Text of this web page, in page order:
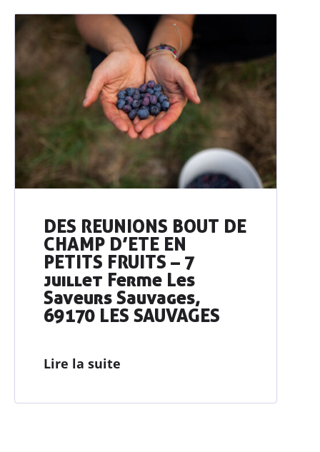
DES REUNIONS BOUT DE
CHAMP D’ETE EN
PETITS FRUITS – 7
juillet Ferme Les
Saveurs Sauvages,
69170 LES SAUVAGES
Lire la suite